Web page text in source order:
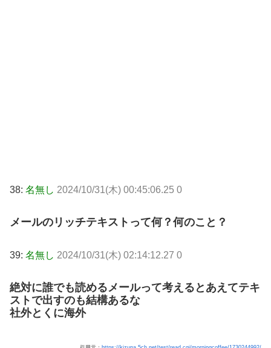
38: 名無し 2024/10/31(木) 00:45:06.25 0
メールのリッチテキストって何？何のこと？
39: 名無し 2024/10/31(木) 02:14:12.27 0
絶対に誰でも読めるメールって考えるとあえてテキ
ストで出すのも結構あるな
社外とくに海外